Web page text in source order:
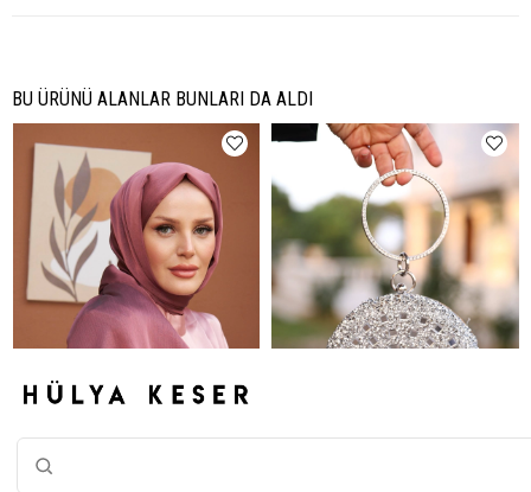
BU ÜRÜNÜ ALANLAR BUNLARI DA ALDI